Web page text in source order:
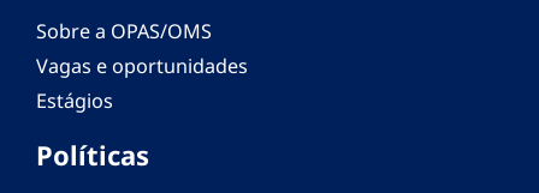
Sobre a OPAS/OMS
Vagas e oportunidades
Estágios
Políticas